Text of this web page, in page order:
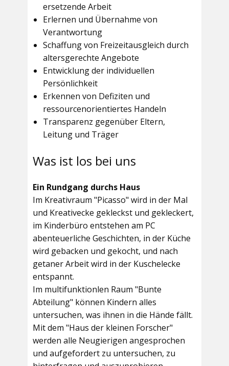
ersetzende Arbeit
Erlernen und Übernahme von
Verantwortung
Schaffung von Freizeitausgleich durch
altersgerechte Angebote
Entwicklung der individuellen
Persönlichkeit
Erkennen von Defiziten und
ressourcenorientiertes Handeln
Transparenz gegenüber Eltern,
Leitung und Träger
Was ist los bei uns
Ein Rundgang durchs Haus
Im Kreativraum "Picasso" wird in der Mal
und Kreativecke gekleckst und gekleckert,
im Kinderbüro entstehen am PC
abenteuerliche Geschichten, in der Küche
wird gebacken und gekocht, und nach
getaner Arbeit wird in der Kuschelecke
entspannt.
Im multifunktionlen Raum "Bunte
Abteilung" können Kindern alles
untersuchen, was ihnen in die Hände fällt.
Mit dem "Haus der kleinen Forscher"
werden alle Neugierigen angesprochen
und aufgefordert zu untersuchen, zu